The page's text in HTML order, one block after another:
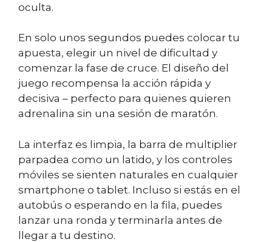
oculta.
En solo unos segundos puedes colocar tu
apuesta, elegir un nivel de dificultad y
comenzar la fase de cruce. El diseño del
juego recompensa la acción rápida y
decisiva – perfecto para quienes quieren
adrenalina sin una sesión de maratón.
La interfaz es limpia, la barra de multiplier
parpadea como un latido, y los controles
móviles se sienten naturales en cualquier
smartphone o tablet. Incluso si estás en el
autobús o esperando en la fila, puedes
lanzar una ronda y terminarla antes de
llegar a tu destino.